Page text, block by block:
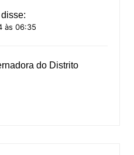
disse:
às 06:35
do Distrito